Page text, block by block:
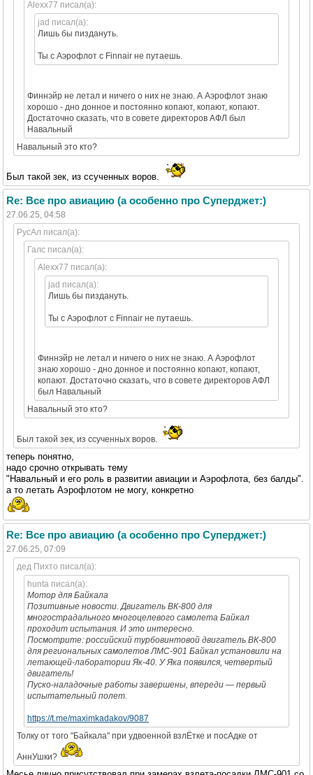
Alexx77 писал(а):
jad писал(а):
Лишь бы пиздануть.
Ты с Аэрофлот с Finnair не путаешь.
Финнэйр не летал и ничего о них не знаю. А Аэрофлот знаю
хорошо - дно донное и постоянно копают, копают, копают.
Достаточно сказать, что в совете директоров АФЛ был
Навальный
Навальный это кто?
Был такой зек, из ссученных воров.
Re: Все про авиацию (а особенно про Суперджет:)
27.06.25, 04:58
РусАл писал(а):
Галс писал(а):
Alexx77 писал(а):
jad писал(а):
Лишь бы пиздануть.
Ты с Аэрофлот с Finnair не путаешь.
Финнэйр не летал и ничего о них не знаю. А Аэрофлот
знаю хорошо - дно донное и постоянно копают, копают,
копают. Достаточно сказать, что в совете директоров АФЛ
был Навальный
Навальный это кто?
Был такой зек, из ссученных воров.
теперь понятно,
надо срочно открывать тему
"Навальный и его роль в развитии авиации и Аэрофлота, без балды".
а то летать Аэрофлотом не могу, конкретно
Re: Все про авиацию (а особенно про Суперджет:)
27.06.25, 07:09
дед Пихто писал(а):
hunta писал(а):
Мотор для Байкала
Позитивные новости. Двигатель ВК-800 для
многострадального многоцелевого самолета Байкал
проходит испытания. И это интересно.
Посмотрите: российский турбовинтовой двигатель ВК-800
для региональных самолетов ЛМС-901 Байкал установили на
летающей-лаборатории Як-40. У Яка появился, четвертый
двигатель!
Пуско-наладочные работы завершены, впереди — первый
испытательный полет.
https://t.me/maximkadakov/9087
Толку от того "Байкала" при удвоенной взлЁтке и посАдке от
АннУшки?